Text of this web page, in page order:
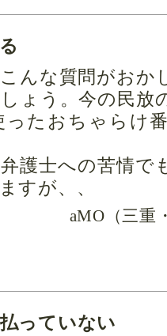
んな質問がおか
ょう。今の民放
たおちゃらけ
護士への苦情で
すが、、
aMO（三重
っていない